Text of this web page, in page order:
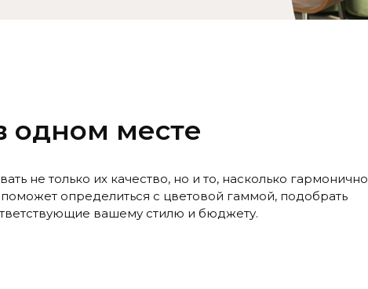
одном месте
не только их качество, но и то, насколько гармонично
определиться с цветовой гаммой, подобрать
вашему стилю и бюджету.